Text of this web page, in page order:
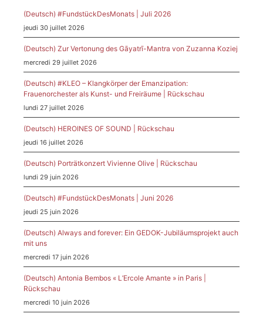
(Deutsch) #FundstückDesMonats | Juli 2026
jeudi 30 juillet 2026
(Deutsch) Zur Vertonung des Gāyatrī-Mantra von Zuzanna Koziej
mercredi 29 juillet 2026
(Deutsch) #KLEO – Klangkörper der Emanzipation:
Frauenorchester als Kunst- und Freiräume | Rückschau
lundi 27 juillet 2026
(Deutsch) HEROINES OF SOUND | Rückschau
jeudi 16 juillet 2026
(Deutsch) Porträtkonzert Vivienne Olive | Rückschau
lundi 29 juin 2026
(Deutsch) #FundstückDesMonats | Juni 2026
jeudi 25 juin 2026
(Deutsch) Always and forever: Ein GEDOK-Jubiläumsprojekt auch
mit uns
mercredi 17 juin 2026
(Deutsch) Antonia Bembos « L’Ercole Amante » in Paris |
Rückschau
mercredi 10 juin 2026